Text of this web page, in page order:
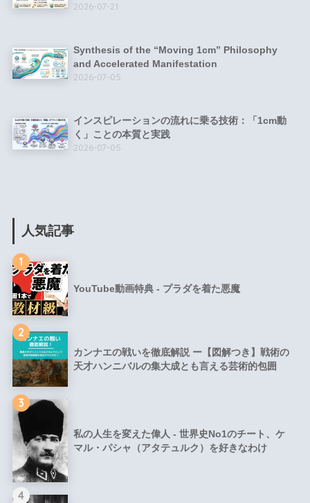
2026-07-21
Synthesis of the “Moving 1cm” Philosophy
and Accelerated Manifestation
2026-07-05
インスピレーションの流れに乗る技術：「1cm動
く」ことの本質と実践
2026-07-05
人気記事
1
YouTube動画特典 - プラダを着た悪魔
2
カンナエの戦いを徹底解説 ー【図解つき】戦術の
天才ハンニバルの集大成とも言える芸術的包囲
3
私の人生を変えた偉人 - 世界史No1のチート、ケ
マル・パシャ（アタテュルク）を好きなわけ
4